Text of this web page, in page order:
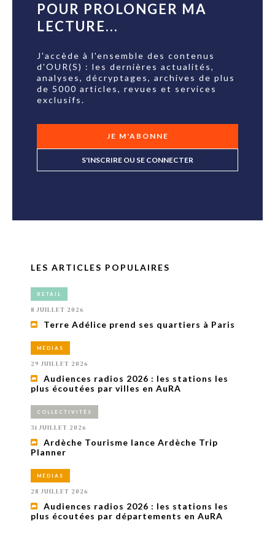
POUR PROLONGER MA
LECTURE...
J'accède à l'ensemble des contenus
d'OUR(S) : les dernières actualités,
analyses, décryptages, archives de plus
de 5000 articles, revues et services
exclusifs.
JE M'ABONNE
S'INSCRIRE OU SE CONNECTER
LES ARTICLES POPULAIRES
RETAIL
8 JUILLET 2026
Terre Adélice prend ses quartiers à Paris
MÉDIAS
29 JUILLET 2026
Audiences radios 2026 : les stations les
plus écoutées par villes en AuRA
COLLECTIVITÉS
31 JUILLET 2026
Ardèche Tourisme lance Ardèche Trip
Planner
MÉDIAS
28 JUILLET 2026
Audiences radios 2026 : les stations les
plus écoutées par départements en AuRA